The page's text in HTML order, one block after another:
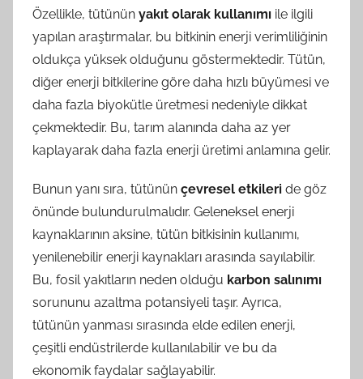
Özellikle, tütünün yakıt olarak kullanımı ile ilgili
yapılan araştırmalar, bu bitkinin enerji verimliliğinin
oldukça yüksek olduğunu göstermektedir. Tütün,
diğer enerji bitkilerine göre daha hızlı büyümesi ve
daha fazla biyokütle üretmesi nedeniyle dikkat
çekmektedir. Bu, tarım alanında daha az yer
kaplayarak daha fazla enerji üretimi anlamına gelir.
Bunun yanı sıra, tütünün çevresel etkileri de göz
önünde bulundurulmalıdır. Geleneksel enerji
kaynaklarının aksine, tütün bitkisinin kullanımı,
yenilenebilir enerji kaynakları arasında sayılabilir.
Bu, fosil yakıtların neden olduğu karbon salınımı
sorununu azaltma potansiyeli taşır. Ayrıca,
tütünün yanması sırasında elde edilen enerji,
çeşitli endüstrilerde kullanılabilir ve bu da
ekonomik faydalar sağlayabilir.